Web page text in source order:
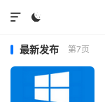


最新发布 第7页